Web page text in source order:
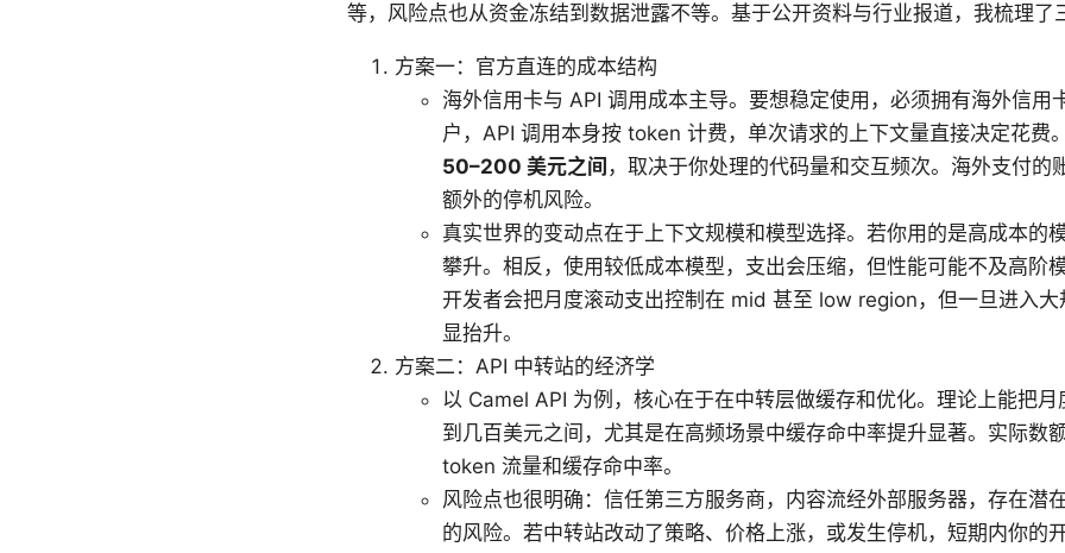
等，风险点也从资金冻结到数据泄露不等。基于公开资料与行业报道，我梳理了
方案一：官方直连的成本结构
海外信用卡与 API 调用成本主导。要想稳定使用，必须拥有海外信用
户，API 调用本身按 token 计费，单次请求的上下文量直接决定花费
50–200 美元之间 ，取决于你处理的代码量和交互频次。海外支付的
额外的停机风险。
真实世界的变动点在于上下文规模和模型选择。若你用的是高成本的
攀升。相反，使用较低成本模型，支出会压缩，但性能可能不及高阶
开发者会把月度滚动支出控制在 mid 甚至 low region，但一旦进入大
显抬升。
方案二：API 中转站的经济学
以 Camel API 为例，核心在于在中转层做缓存和优化。理论上能把
到几百美元之间，尤其是在高频场景中缓存命中率提升显著。实际数
token 流量和缓存命中率。
风险点也很明确：信任第三方服务商，内容流经外部服务器，存在潜
的风险。若中转站改动了策略、价格上涨，或发生停机，短期内你的